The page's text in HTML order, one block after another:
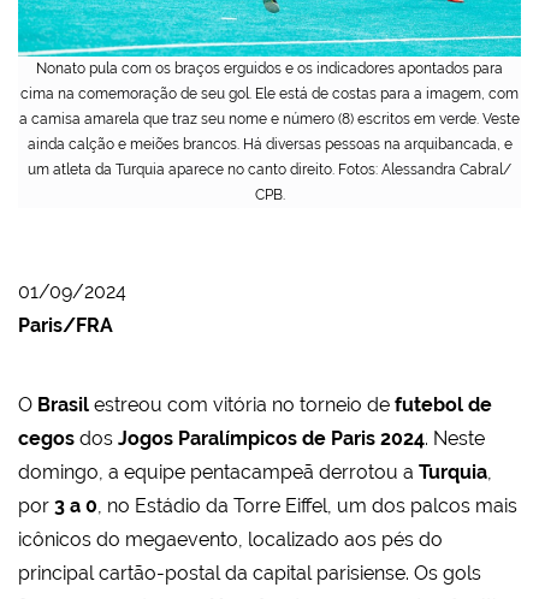
Nonato pula com os braços erguidos e os indicadores apontados para
cima na comemoração de seu gol. Ele está de costas para a imagem, com
a camisa amarela que traz seu nome e número (8) escritos em verde. Veste
ainda calção e meiões brancos. Há diversas pessoas na arquibancada, e
um atleta da Turquia aparece no canto direito. Fotos: Alessandra Cabral/
CPB.
01/09/2024
Paris/FRA
O Brasil estreou com vitória no torneio de futebol de
cegos dos Jogos Paralímpicos de Paris 2024. Neste
domingo, a equipe pentacampeã derrotou a Turquia
por 3 a 0 , no Estádio da Torre Eiffel, um dos palcos mais
icônicos do megaevento, localizado aos pés do
principal cartão-postal da capital parisiense. Os gols